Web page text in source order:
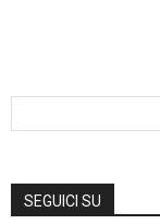
SEGUICI SU